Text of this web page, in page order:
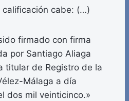
calificación cabe: (…)
firmado con firma
por Santiago Aliaga
titular de Registro de la
Málaga a día
dos mil veinticinco.»